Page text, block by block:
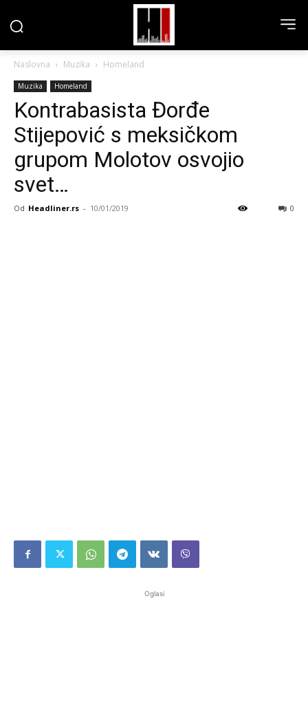
Naslovna Muzika Homeland
Muzika Homeland
Kontrabasista Đorđe
Stijepović s meksičkom
grupom Molotov osvojio
svet…
Od Headliner.rs - 10/01/2019 0
Oglasi